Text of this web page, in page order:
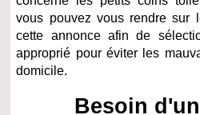
vous pouvez vous rendre sur
cette annonce afin de
approprié pour éviter les
domicile.
Besoin